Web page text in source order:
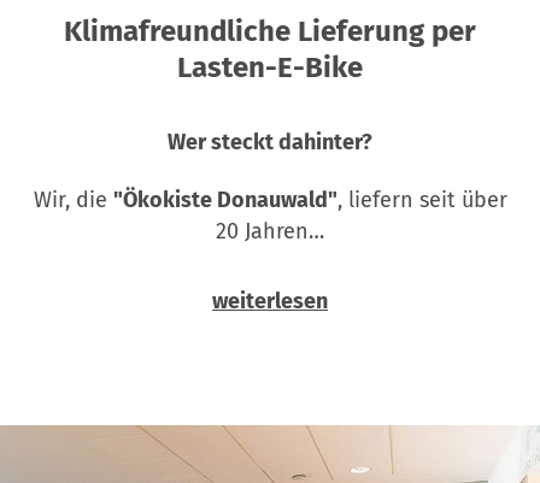
Klimafreundliche Lieferung per
Lasten-E-Bike
Wer steckt dahinter?
Wir, die "Ökokiste Donauwald", liefern seit über
20 Jahren…
weiterlesen